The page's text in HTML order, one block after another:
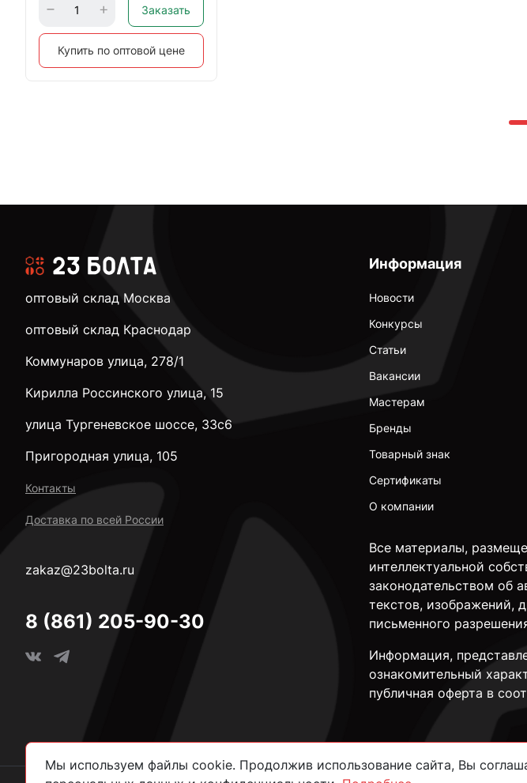
Заказать
Купить по оптовой цене
Информация
Новости
Конкурсы
Статьи
Вакансии
Мастерам
Бренды
Товарный знак
Сертификаты
О компании
Все материалы,
интеллектуальной
законодательством об
текстов, изображений,
письменного
Информация,
ознакомительный
публичная оферта в
оптовый склад Москва
оптовый склад Краснодар
Коммунаров улица, 278/1
Кирилла Россинского улица, 15
улица Тургеневское шоссе, 33с6
Пригородная улица, 105
Контакты
Доставка по всей России
zakaz@23bolta.ru
8 (861) 205-90-30
Мы используем файлы cookie. Продолжив использование сайта, Вы